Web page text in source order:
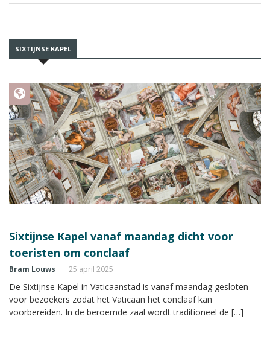
SIXTIJNSE KAPEL
Sixtijnse Kapel vanaf maandag dicht voor
toeristen om conclaaf
Bram Louws 25 april 2025
De Sixtijnse Kapel in Vaticaanstad is vanaf maandag gesloten
voor bezoekers zodat het Vaticaan het conclaaf kan
voorbereiden. In de beroemde zaal wordt traditioneel de […]